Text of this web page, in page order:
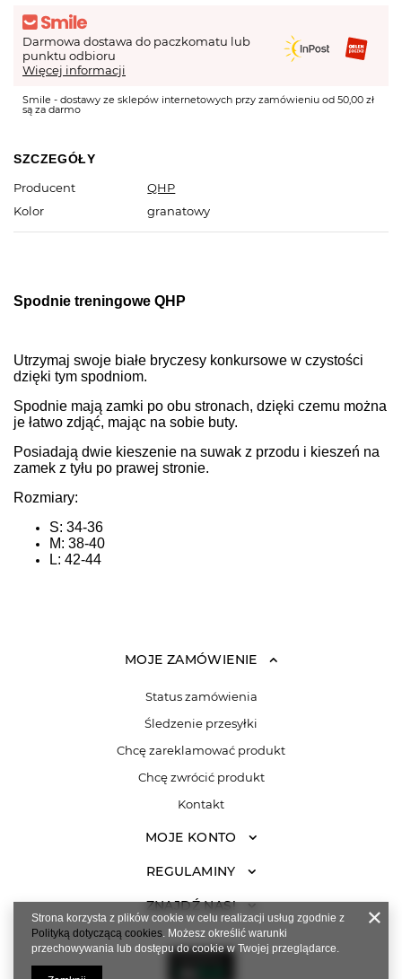
Darmowa dostawa do paczkomatu lub
punktu odbioru
Więcej informacji
Smile - dostawy ze sklepów internetowych przy zamówieniu od 50,00 zł
są za darmo
SZCZEGÓŁY
Producent
QHP
Kolor
granatowy
Spodnie treningowe QHP
Utrzymaj swoje białe bryczesy konkursowe w czystości
dzięki tym spodniom.
Spodnie mają zamki po obu stronach, dzięki czemu można
je łatwo zdjąć, mając na sobie buty.
Posiadają dwie kieszenie na suwak z przodu i kieszeń na
zamek z tyłu po prawej stronie.
Rozmiary:
S: 34-36
M: 38-40
L: 42-44
MOJE ZAMÓWIENIE
Status zamówienia
Śledzenie przesyłki
Chcę zareklamować produkt
Chcę zwrócić produkt
Kontakt
MOJE KONTO
REGULAMINY
ZNAJDŹ NAS!
Strona korzysta z plików cookie w celu realizacji usług zgodnie z
Polityką dotyczącą cookies. Możesz określić warunki
przechowywania lub dostępu do cookie w Twojej przeglądarce.